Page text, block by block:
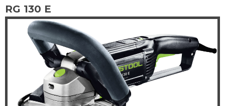
RG 130 E